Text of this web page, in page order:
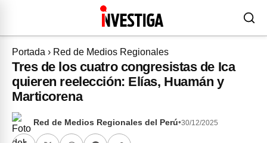
Portada › Red de Medios Regionales
Tres de los cuatro congresistas de Ica
quieren reelección: Elías, Huamán y
Marticorena
Red de Medios Regionales del Perú•30/12/2025